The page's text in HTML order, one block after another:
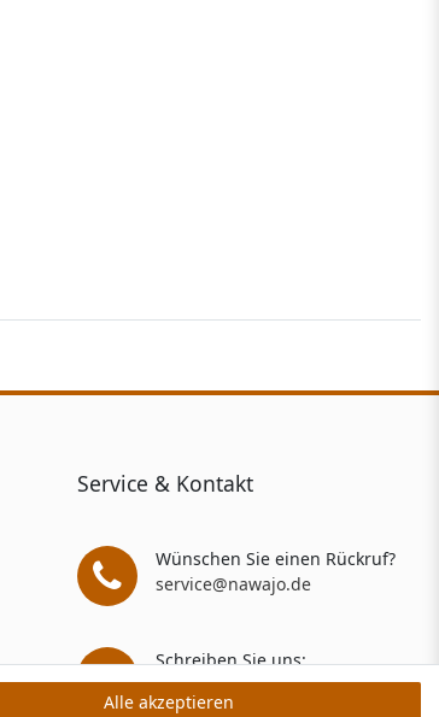
Service & Kontakt
Wünschen Sie einen Rückruf?
service@nawajo.de
Schreiben Sie uns:
service@nawajo.de
Alle akzeptieren
Alle akzeptieren